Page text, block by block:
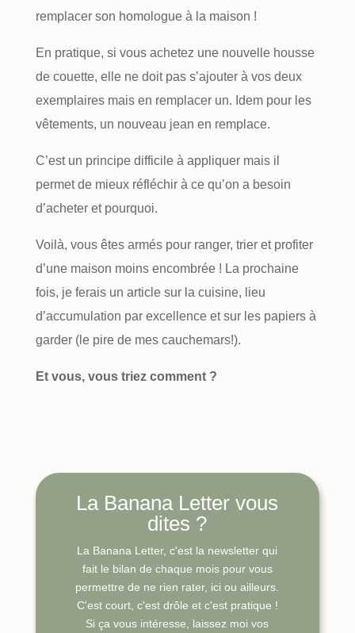
remplacer son homologue à la maison !
En pratique, si vous achetez une nouvelle housse
de couette, elle ne doit pas s’ajouter à vos deux
exemplaires mais en remplacer un. Idem pour les
vêtements, un nouveau jean en remplace.
C’est un principe difficile à appliquer mais il
permet de mieux réfléchir à ce qu’on a besoin
d’acheter et pourquoi.
Voilà, vous êtes armés pour ranger, trier et profiter
d’une maison moins encombrée ! La prochaine
fois, je ferais un article sur la cuisine, lieu
d’accumulation par excellence et sur les papiers à
garder (le pire de mes cauchemars!).
Et vous, vous triez comment ?
La Banana Letter vous
dites ?
La Banana Letter, c'est la newsletter qui
fait le bilan de chaque mois pour vous
permettre de ne rien rater, ici ou ailleurs.
C'est court, c'est drôle et c'est pratique !
Si ça vous intéresse, laissez moi vos